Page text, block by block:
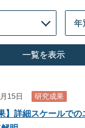
一覧を表示
15日 研究成果
】詳細スケールで